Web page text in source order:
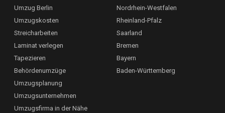
Umzug Berlin
Umzugskosten
Streicharbeiten
Laminat verlegen
Tapezieren
Behördenumzüge
Umzugsplanung
Umzugsunternehmen
Umzugsfirma in der Nähe
Nordrhein-Westfalen
Rheinland-Pfalz
Saarland
Bremen
Bayern
Baden-Württemberg